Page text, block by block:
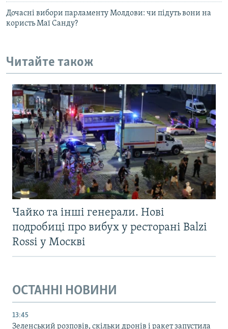
Дочасні вибори парламенту Молдови: чи підуть вони на
користь Маї Санду?
Читайте також
Чайко та інші генерали. Нові
подробиці про вибух у ресторані Balzi
Rossi у Москві
ОСТАННІ НОВИНИ
13:45
Зеленський розповів, скільки дронів і ракет запустила